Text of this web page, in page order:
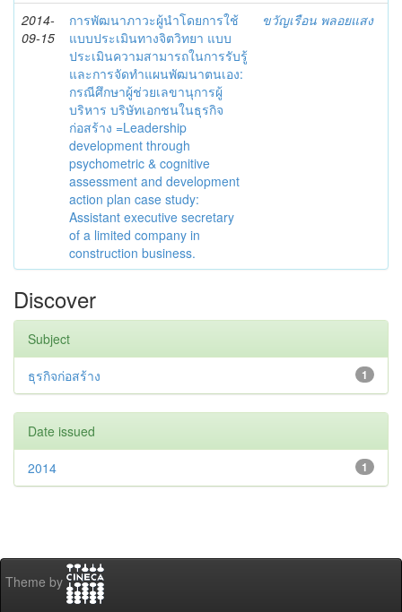
2014-
09-15
การพัฒนาภาวะผู้นำโดยการใช้
แบบประเมินทางจิตวิทยา แบบ
ประเมินความสามารถในการรับรู้
และการจัดทำแผนพัฒนาตนเอง:
กรณีศึกษาผู้ช่วยเลขานุการผู้
บริหาร บริษัทเอกชนในธุรกิจ
ก่อสร้าง =Leadership
development through
psychometric & cognitive
assessment and development
action plan case study:
Assistant executive secretary
of a limited company in
construction business.
ขวัญเรือน พลอยแสง
Discover
Subject
1
ธุรกิจก่อสร้าง
Date issued
1
2014
Theme by